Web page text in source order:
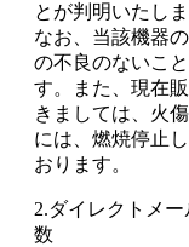
とが判明いたしま
なお、当該機器
の不良のないこ
す。また、現在
きましては、火
には、燃焼停止
おります。
2.ダイレクトメ
数